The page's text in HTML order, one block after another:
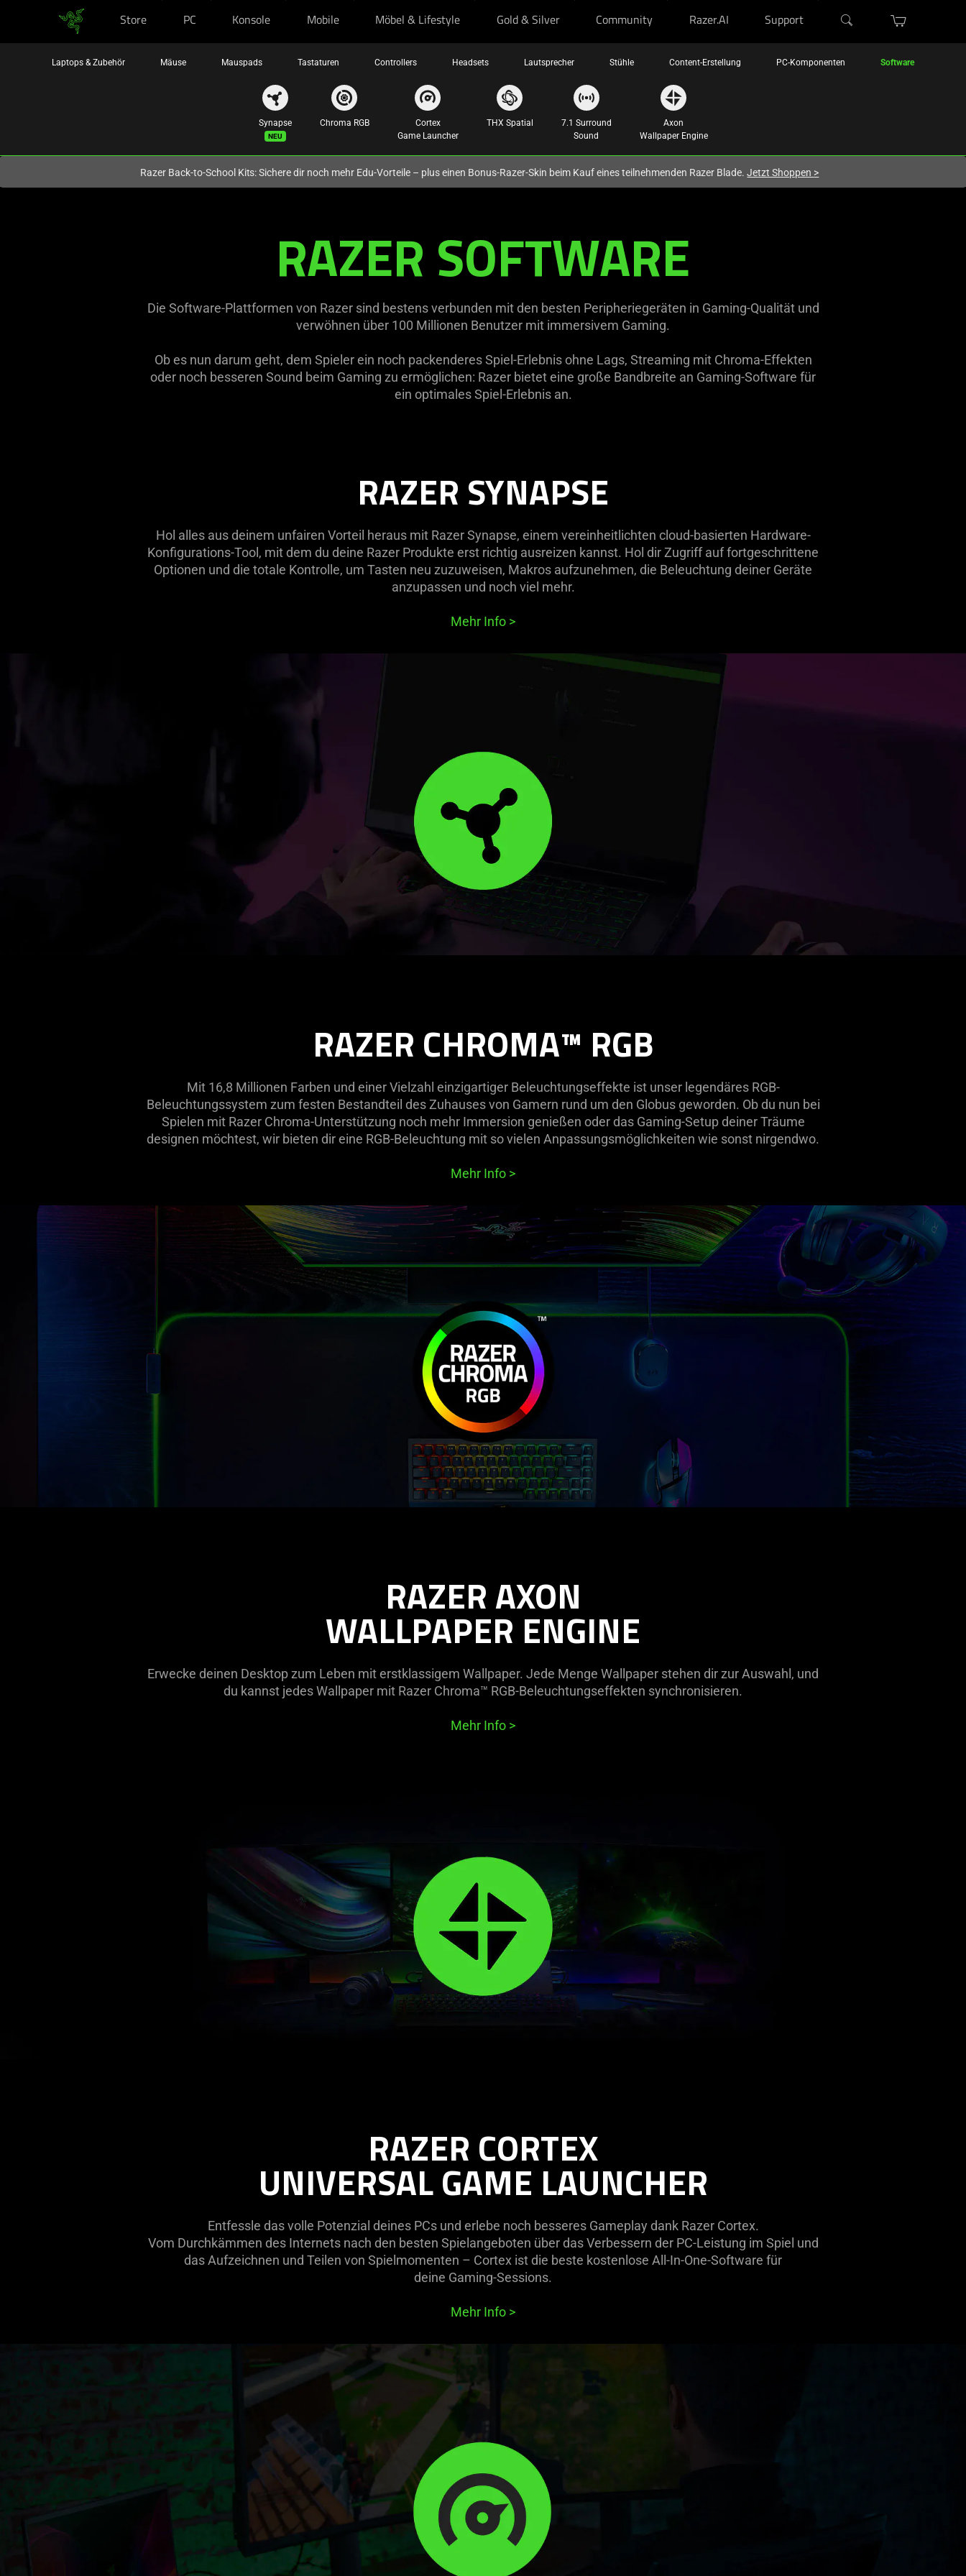
Store PC Konsole Mobile Möbel & Lifestyle Gold & Silver Community Razer.AI Support
Laptops & Zubehör Mäuse Mauspads Tastaturen Controllers Headsets Lautsprecher Stühle Content-Erstellung PC-Komponenten Software
Synapse
Neu
Chroma RGB
Cortex
Game Launcher
THX Spatial
7.1 Surround
Sound
Axon
Wallpaper Engine
Razer Back-to-School Kits: Sichere dir noch mehr Edu-Vorteile – plus einen Bonus-Razer-Skin beim Kauf eines teilnehmenden Razer Blade.Jetzt Shoppen >
RAZER SOFTWARE
Die Software-Plattformen von Razer sind bestens verbunden mit den besten Peripheriegeräten in Gaming-Qualität und
verwöhnen über 100 Millionen Benutzer mit immersivem Gaming.
Ob es nun darum geht, dem Spieler ein noch packenderes Spiel-Erlebnis ohne Lags, Streaming mit Chroma-Effekten
oder noch besseren Sound beim Gaming zu ermöglichen: Razer bietet eine große Bandbreite an Gaming-Software für
ein optimales Spiel-Erlebnis an.
RAZER SYNAPSE
Hol alles aus deinem unfairen Vorteil heraus mit Razer Synapse, einem vereinheitlichten cloud-basierten Hardware-
Konfigurations-Tool, mit dem du deine Razer Produkte erst richtig ausreizen kannst. Hol dir Zugriff auf fortgeschrittene
Optionen und die totale Kontrolle, um Tasten neu zuzuweisen, Makros aufzunehmen, die Beleuchtung deiner Geräte
anzupassen und noch viel mehr.
Mehr Info >
RAZER CHROMA™ RGB
Mit 16,8 Millionen Farben und einer Vielzahl einzigartiger Beleuchtungseffekte ist unser legendäres RGB-
Beleuchtungssystem zum festen Bestandteil des Zuhauses von Gamern rund um den Globus geworden. Ob du nun bei
Spielen mit Razer Chroma-Unterstützung noch mehr Immersion genießen oder das Gaming-Setup deiner Träume
designen möchtest, wir bieten dir eine RGB-Beleuchtung mit so vielen Anpassungsmöglichkeiten wie sonst nirgendwo.
Mehr Info >
RAZER AXON
WALLPAPER ENGINE
Erwecke deinen Desktop zum Leben mit erstklassigem Wallpaper. Jede Menge Wallpaper stehen dir zur Auswahl, und
du kannst jedes Wallpaper mit Razer Chroma™ RGB-Beleuchtungseffekten synchronisieren.
Mehr Info >
RAZER CORTEX
UNIVERSAL GAME LAUNCHER
Entfessle das volle Potenzial deines PCs und erlebe noch besseres Gameplay dank Razer Cortex.
Vom Durchkämmen des Internets nach den besten Spielangeboten über das Verbessern der PC-Leistung im Spiel und
das Aufzeichnen und Teilen von Spielmomenten – Cortex ist die beste kostenlose All-In-One-Software für
deine Gaming-Sessions.
Mehr Info >